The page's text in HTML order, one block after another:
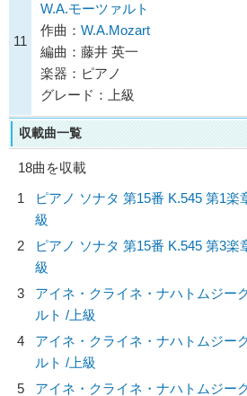
11
W.A.モーツァルト
作曲： W.A.Mozart
編曲：藤井 英一
楽器：ピアノ
グレード：上級
収載曲一覧
18曲を収載
1
ピアノ ソナタ 第15番 K.545 第1楽
級
2
ピアノ ソナタ 第15番 K.545 第3楽
級
3
アイネ・クライネ・ナハトムジー
ルト /上級
4
アイネ・クライネ・ナハトムジー
ルト /上級
5
アイネ・クライネ・ナハトムジー